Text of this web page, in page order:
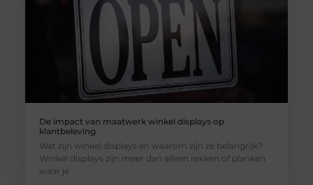
De impact van maatwerk winkel displays op
klantbeleving
Wat zijn winkel displays en waarom zijn ze belangrijk?
Winkel displays zijn meer dan alleen rekken of planken
waar je